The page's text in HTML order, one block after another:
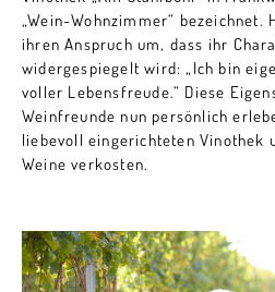
„Wein-Wohnzimmer“
ihren Anspruch um, dass ihr
widergespiegelt wird: „Ich bin
voller Lebensfreude.“ Diese
Weinfreunde nun persönlich
liebevoll eingerichteten Vinothek
Weine verkosten.